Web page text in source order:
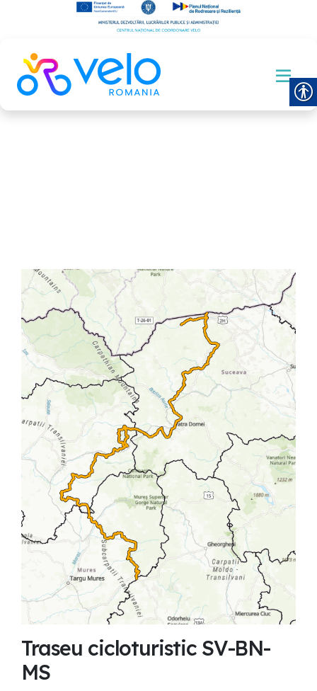
Traseu cicloturistic SV-BN-
MS